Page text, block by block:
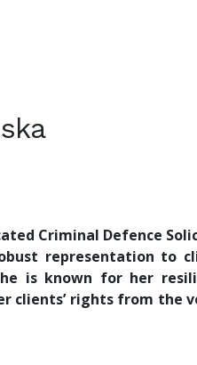
Criminal Defence
representation to
is known for her
clients’ rights from the